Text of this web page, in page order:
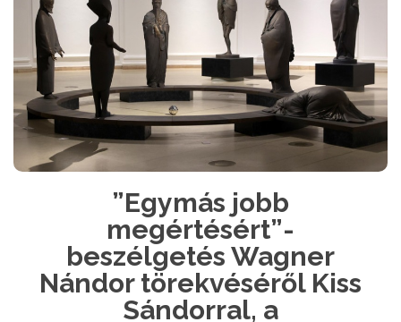
”Egymás jobb
megértésért”-
beszélgetés Wagner
Nándor törekvéséről Kiss
Sándorral, a